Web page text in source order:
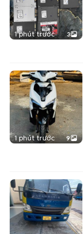
1 phút trước 3
1 phút trước 9